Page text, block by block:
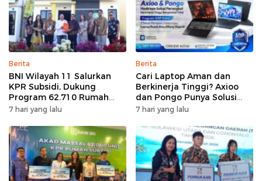
Berita
BNI Wilayah 11 Salurkan
KPR Subsidi, Dukung
Program 62.710 Rumah
Bersubsidi
7 hari yang lalu
Berita
Cari Laptop Aman dan
Berkinerja Tinggi? Axioo
dan Pongo Punya Solusi
dengan Garansi Ekstra
7 hari yang lalu